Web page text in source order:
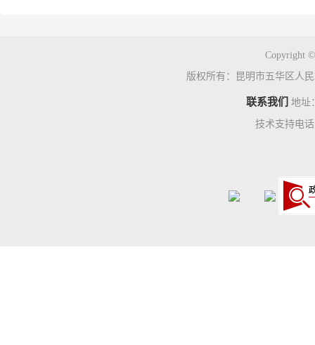
Copyright
版权所有：昆明市五华区人
联系我们 地址
技术支持电